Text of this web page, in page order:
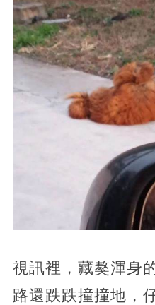
視訊裡，藏獒渾身
路還跌跌撞撞地，